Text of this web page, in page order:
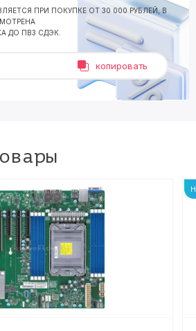
ПРИ ПОКУПКЕ ОТ 30 000 РУБЛЕЙ, В
ДО ПВЗ СДЭК.
копировать